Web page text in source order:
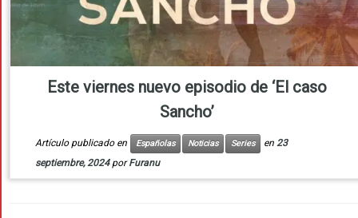
Este viernes nuevo episodio de ‘El caso
Sancho’
Artículo publicado en Españolas Noticias Series en 23
septiembre, 2024 porFuranu